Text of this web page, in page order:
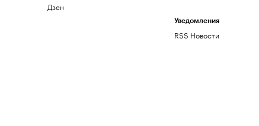
Дзен
Уведомления
RSS Новости